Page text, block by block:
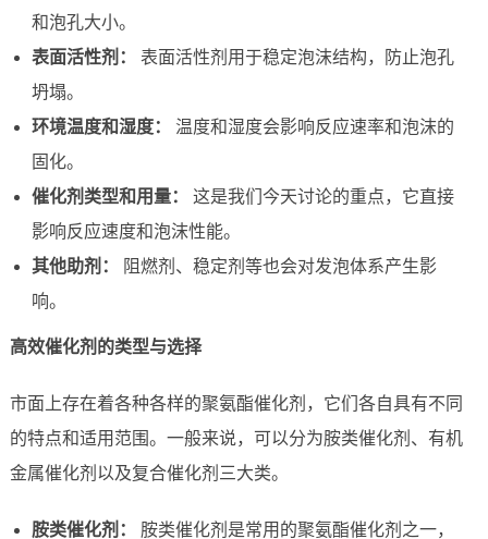
和泡孔大小。
表面活性剂：
表面活性剂用于稳定泡沫结构，防止泡孔
坍塌。
环境温度和湿度：
温度和湿度会影响反应速率和泡沫的
固化。
催化剂类型和用量：
这是我们今天讨论的重点，它直接
影响反应速度和泡沫性能。
其他助剂：
阻燃剂、稳定剂等也会对发泡体系产生影
响。
高效催化剂的类型与选择
市面上存在着各种各样的聚氨酯催化剂，它们各自具有不同
的特点和适用范围。一般来说，可以分为胺类催化剂、有机
金属催化剂以及复合催化剂三大类。
胺类催化剂： 胺类催化剂是常用的聚氨酯催化剂之一，